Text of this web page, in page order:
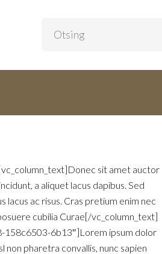
sit amet auctor
a aliquet lacus dapibus. Sed
ac risus. Cras pretium enim nec
cubilia Curae[/vc_column_text]
158c6503-6b13″]Lorem ipsum dolor
pharetra convallis, nunc sapien